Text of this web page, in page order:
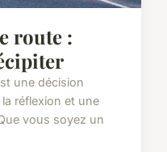
route :
une décision
réflexion et une
vous soyez un